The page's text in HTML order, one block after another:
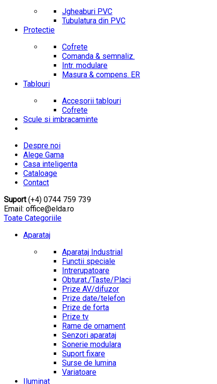
Jgheaburi PVC
Tubulatura din PVC
Protectie
Cofrete
Comanda & semnaliz.
Intr. modulare
Masura & compens. ER
Tablouri
Accesorii tablouri
Cofrete
Scule si imbracaminte
Despre noi
Alege Gama
Casa inteligenta
Cataloage
Contact
Suport(+4) 0744 759 739
Email: office@elda.ro
Toate Categoriile
Aparataj
Aparataj Industrial
Functii speciale
Intrerupatoare
Obturat./Taste/Placi
Prize AV/difuzor
Prize date/telefon
Prize de forta
Prize tv
Rame de ornament
Senzori aparataj
Sonerie modulara
Suport fixare
Surse de lumina
Variatoare
Iluminat